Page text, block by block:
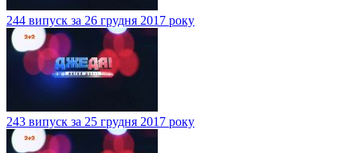
244 випуск за 26 грудня 2017 року
243 випуск за 25 грудня 2017 року